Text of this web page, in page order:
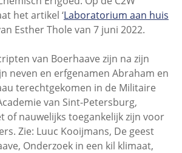
het artikel ‘Laboratorium aan huis
Esther Thole van 7 juni 2022.
van Boerhaave zijn na zijn
neven en erfgenamen Abraham en
terechtgekomen in de Militaire
van Sint-Petersburg,
of nauwelijks toegankelijk zijn voor
Zie: Luuc Kooijmans, De geest
Onderzoek in een kil klimaat,